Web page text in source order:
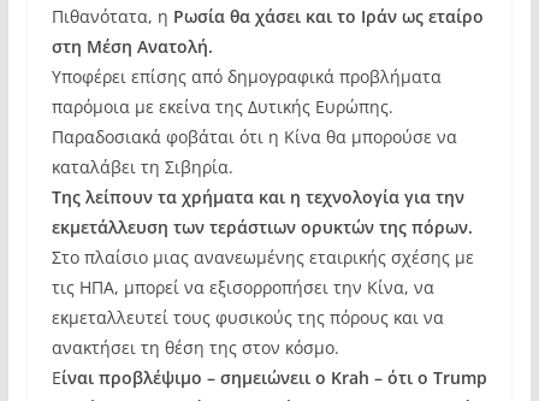
Πιθανότατα, η Ρωσία θα χάσει και το Ιράν ως εταίρο
στη Μέση Ανατολή.
Υποφέρει επίσης από δημογραφικά προβλήματα
παρόμοια με εκείνα της Δυτικής Ευρώπης.
Παραδοσιακά φοβάται ότι η Κίνα θα μπορούσε να
καταλάβει τη Σιβηρία.
Της λείπουν τα χρήματα και η τεχνολογία για την
εκμετάλλευση των τεράστιων ορυκτών της πόρων.
Στο πλαίσιο μιας ανανεωμένης εταιρικής σχέσης με
τις ΗΠΑ, μπορεί να εξισορροπήσει την Κίνα, να
εκμεταλλευτεί τους φυσικούς της πόρους και να
ανακτήσει τη θέση της στον κόσμο.
Είναι προβλέψιμο – σημειώνειι ο Krah – ότι ο Trump